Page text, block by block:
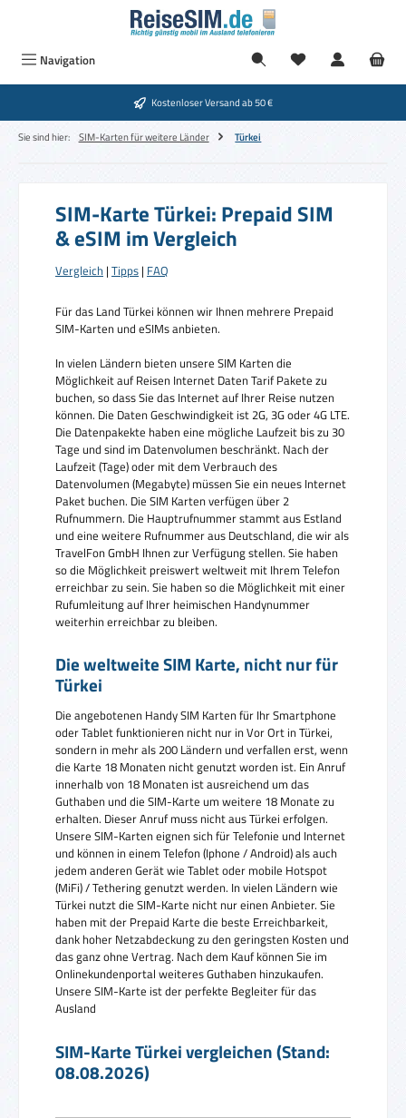
Zum Hauptinhalt springen
Navigation
Kostenloser Versand ab 50 €
Sie sind hier: SIM-Karten für weitere Länder Türkei
SIM-Karte Türkei: Prepaid SIM
& eSIM im Vergleich
Vergleich | Tipps | FAQ
Für das Land Türkei können wir Ihnen mehrere Prepaid
SIM-Karten und eSIMs anbieten.
In vielen Ländern bieten unsere SIM Karten die
Möglichkeit auf Reisen Internet Daten Tarif Pakete zu
buchen, so dass Sie das Internet auf Ihrer Reise nutzen
können. Die Daten Geschwindigkeit ist 2G, 3G oder 4G LTE.
Die Datenpakekte haben eine mögliche Laufzeit bis zu 30
Tage und sind im Datenvolumen beschränkt. Nach der
Laufzeit (Tage) oder mit dem Verbrauch des
Datenvolumen (Megabyte) müssen Sie ein neues Internet
Paket buchen. Die SIM Karten verfügen über 2
Rufnummern. Die Hauptrufnummer stammt aus Estland
und eine weitere Rufnummer aus Deutschland, die wir als
TravelFon GmbH Ihnen zur Verfügung stellen. Sie haben
so die Möglichkeit preiswert weltweit mit Ihrem Telefon
erreichbar zu sein. Sie haben so die Möglichkeit mit einer
Rufumleitung auf Ihrer heimischen Handynummer
weiterhin erreichbar zu bleiben.
Die weltweite SIM Karte, nicht nur für
Türkei
Die angebotenen Handy SIM Karten für Ihr Smartphone
oder Tablet funktionieren nicht nur in Vor Ort in Türkei,
sondern in mehr als 200 Ländern und verfallen erst, wenn
die Karte 18 Monaten nicht genutzt worden ist. Ein Anruf
innerhalb von 18 Monaten ist ausreichend um das
Guthaben und die SIM-Karte um weitere 18 Monate zu
erhalten. Dieser Anruf muss nicht aus Türkei erfolgen.
Unsere SIM-Karten eignen sich für Telefonie und Internet
und können in einem Telefon (Iphone / Android) als auch
jedem anderen Gerät wie Tablet oder mobile Hotspot
(MiFi) / Tethering genutzt werden. In vielen Ländern wie
Türkei nutzt die SIM-Karte nicht nur einen Anbieter. Sie
haben mit der Prepaid Karte die beste Erreichbarkeit,
dank hoher Netzabdeckung zu den geringsten Kosten und
das ganz ohne Vertrag. Nach dem Kauf können Sie im
Onlinekundenportal weiteres Guthaben hinzukaufen.
Unsere SIM-Karte ist der perfekte Begleiter für das
Ausland
SIM-Karte Türkei vergleichen (Stand:
08.08.2026)